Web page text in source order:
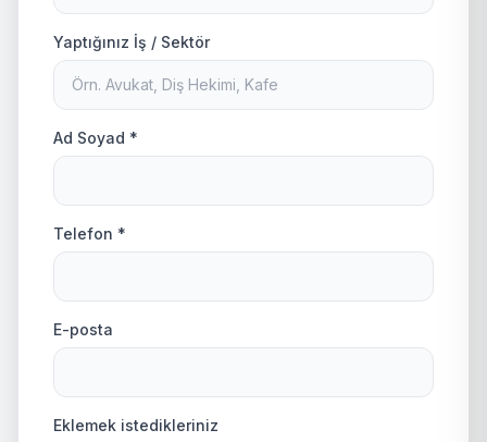
Yaptığınız İş / Sektör
Ad Soyad *
Telefon *
E-posta
Eklemek istedikleriniz